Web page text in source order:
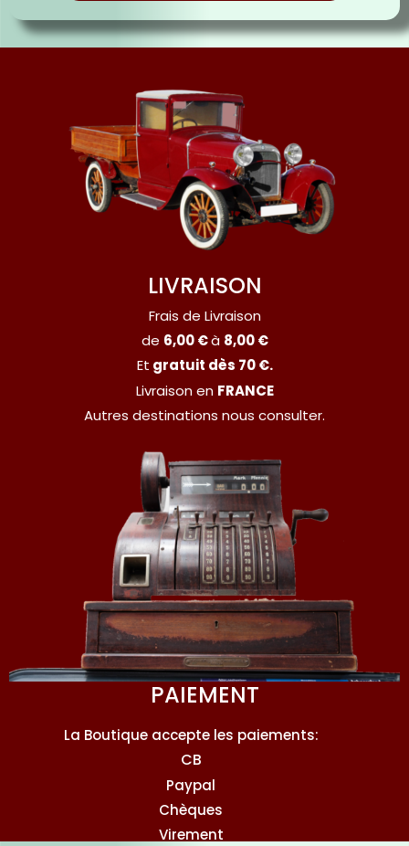
LIVRAISON
Frais de Livraison
de 6,00 €à 8,00 €
Et gratuit dès 70 €.
Livraison en FRANCE
Autres destinations nous consulter.
PAIEMENT
La Boutique accepte les paiements:
CB
Paypal
Chèques
Virement